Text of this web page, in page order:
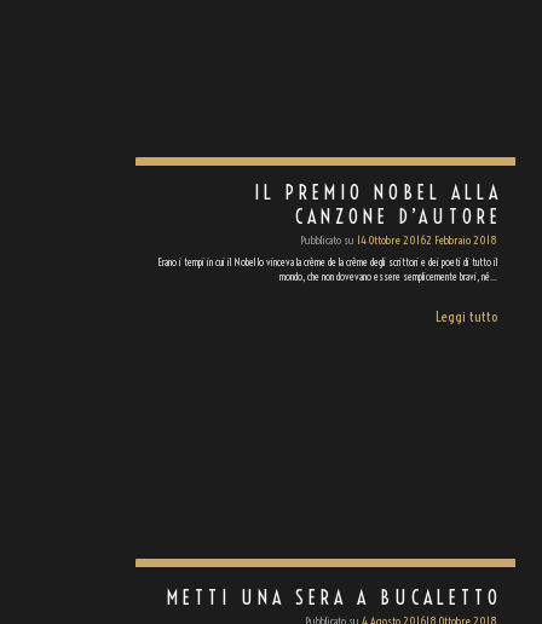
IL PREMIO NOBEL ALLA
CANZONE D’AUTORE
Pubblicato su 14 Ottobre 20162 Febbraio 2018
Erano i tempi in cui il Nobel lo vinceva la crème de la crème degli scrittori e dei poeti di tutto il
mondo, che non dovevano essere semplicemente bravi, né…
Leggi tutto
METTI UNA SERA A BUCALETTO